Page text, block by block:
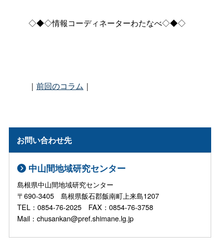
◇◆◇情報コーディネーターわたなべ◇◆◇
｜ 前回のコラム ｜
お問い合わせ先
中山間地域研究センター
島根県中山間地域研究センター
〒690-3405 島根県飯石郡飯南町上来島1207
TEL：0854-76-2025 FAX：0854-76-3758
Mail：chusankan@pref.shimane.lg.jp